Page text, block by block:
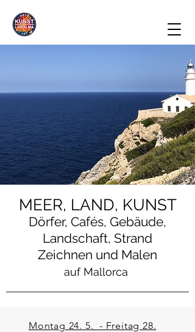
MEER, LAND, KUNST
Dörfer, Cafés, Gebäude,
Landschaft, Strand
Zeichnen und Malen
auf Mallorca
Montag 24. 5. - Freitag 28.